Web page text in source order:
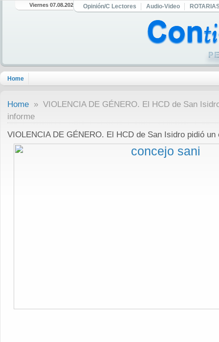
Viernes 07.08.2026 Opinión/C Lectores Audio-Video
Home
Home » VIOLENCIA DE GÉNERO. El HCD de San
informe
VIOLENCIA DE GÉNERO. El HCD de San Isidro pidió